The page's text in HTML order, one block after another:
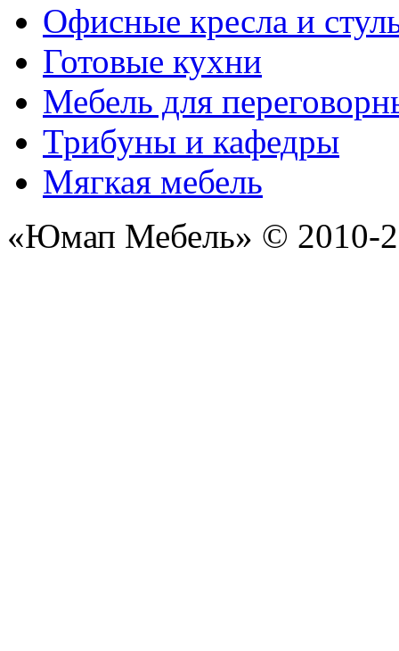
Офисные кресла и
Готовые кухни
Мебель для
Трибуны и кафедры
Мягкая мебель
«Юмап Мебель» © 2010-